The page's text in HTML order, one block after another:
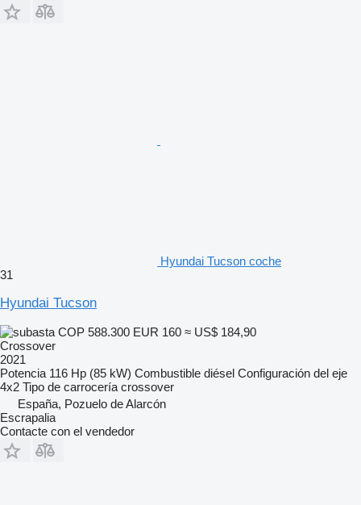
Hyundai Tucson coche
31
Hyundai Tucson
COP 588.300 EUR 160 ≈ US$ 184,90
Crossover
2021
Potencia 116 Hp (85 kW) Combustible diésel Configuración del eje
4x2 Tipo de carrocería crossover
España, Pozuelo de Alarcón
Escrapalia
Contacte con el vendedor